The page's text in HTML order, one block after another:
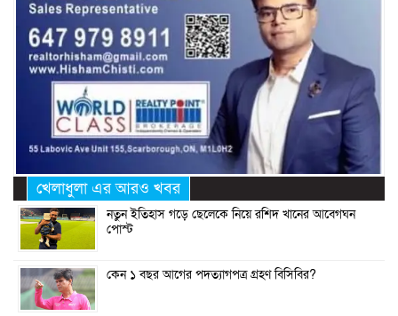
খেলাধুলা এর আরও খবর
নতুন ইতিহাস গড়ে ছেলেকে নিয়ে রশিদ খানের আবেগঘন
পোস্ট
কেন ১ বছর আগের পদত্যাগপত্র গ্রহণ বিসিবির?